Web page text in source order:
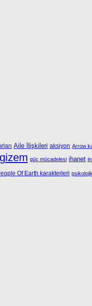
Aile İlişkileri aksiyon Arrow
gizem güç mücadelesi ihanet
Of Earth karakterleri